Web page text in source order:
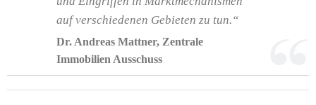
auf verschiedenen Gebieten zu tun.“
Dr. Andreas Mattner, Zentrale
Immobilien Ausschuss